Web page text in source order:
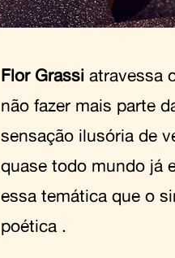
Flor Grassi atravessa
não fazer mais parte
sensação ilusória de
quase todo mundo já
essa temática que o
poética .